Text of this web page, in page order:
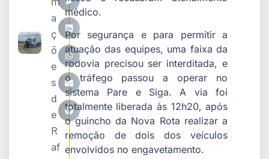
a
ç
õ
e
s
d
e
R
af
médico.
Por segurança e para permitir a
atuação das equipes, uma faixa da
rodovia precisou ser interditada, e
o tráfego passou a operar no
sistema Pare e Siga. A via foi
totalmente liberada às 12h20, após
o guincho da Nova Rota realizar a
remoção de dois dos veículos
envolvidos no engavetamento.